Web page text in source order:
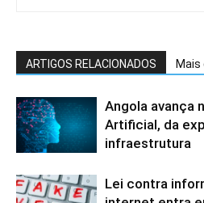
ARTIGOS RELACIONADOS Mais
Angola avança
Artificial, da
infraestrutura
Lei contra